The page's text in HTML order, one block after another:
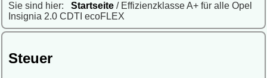
Sie sind hier: Startseite / Effizienzklasse A+ für alle Opel
Insignia 2.0 CDTI ecoFLEX
Steuer